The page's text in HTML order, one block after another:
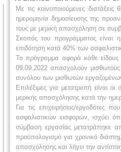
Με τις κοινοποιούμενες
ημερομηνία δημοσίευσης της
τους με μερική απασχόληση σε
Σκοπός του προγράμματος
επιδότηση κατά 40% των
Το πρόγραμμα αφορά κάθε είδους
09.09.2022 απασχολούν
συνόλου των μισθωτών
Επιλέξιμες για μετατροπή είναι
μερικής απασχόλησης κατά την
Για τις επιχειρήσεις/
ασφαλιστικών εισφορών, ισχύει
σύμβαση εργασίας μετατράπηκε
προϋπολογισμό για χρονικό
απασχόλησης και λήγει την